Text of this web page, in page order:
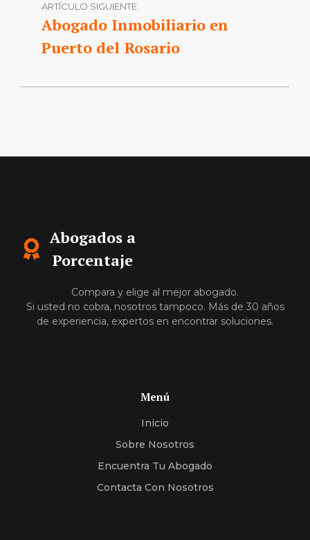
ARTÍCULO SIGUIENTE
Abogado Inmobiliario en
Puerto del Rosario
Abogados a
Porcentaje
Compara y elige al mejor abogado.
Si usted no cobra, nosotros tampoco. Más de 30 años
de experiencia, expertos en encontrar soluciones.
Menú
Inicio
Sobre Nosotros
Encuentra Tu Abogado
Contacta Con Nosotros